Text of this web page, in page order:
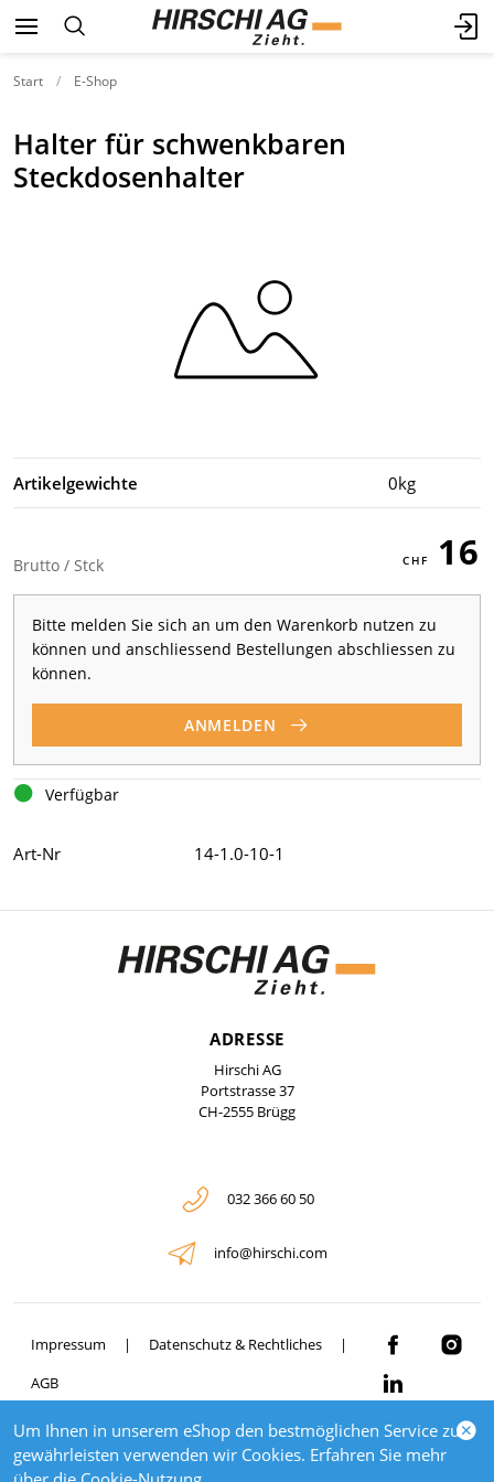
Um Ihnen in unserem eShop den bestmöglichen Service zu
gewährleisten verwenden wir Cookies. Erfahren Sie mehr
Start E-Shop
Halter für schwenkbaren
Steckdosenhalter
Artikelgewichte 0kg
Brutto / Stck 16
Bitte melden Sie sich an um den Warenkorb nutzen zu
können und anschliessend Bestellungen abschliessen zu
können.
ANMELDEN
Verfügbar
Art-Nr 14-1.0-10-1
ADRESSE
Hirschi AG
Portstrasse 37
CH-2555 Brügg
032 366 60 50
info@hirschi.com
Impressum
Datenschutz & Rechtliches
AGB
© 2026 HIRSCHI
powered by polynorm